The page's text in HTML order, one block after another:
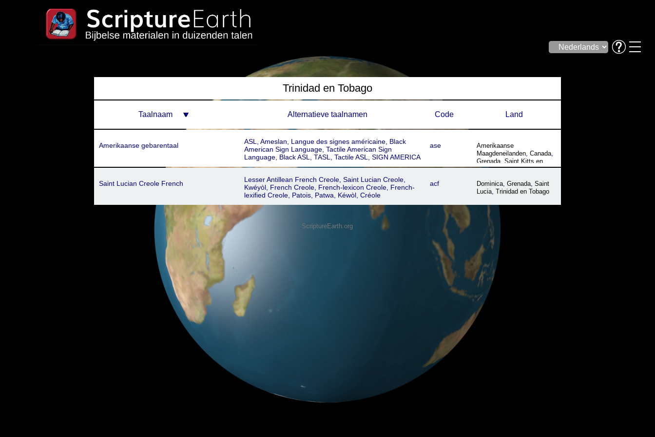
Trinidad en Tobago
Taalnaam Land
Code
Alternatieve taalnamen
Amerikaanse gebarentaal
Amerikaanse
Maagdeneilanden, Canada,
Grenada, Saint Kitts en
Nevis,Saint Vincent en de
Tobago,Verenigde Staten
ase
ASL, Ameslan, Langue des signes américaine, Black
American Sign Language, Tactile American Sign
Language, Black ASL, TASL, Tactile ASL, SIGN AMERICA
Saint Lucian Creole French Dominica, Grenada, Saint
Lucia, Trinidad en Tobago
acf
Lesser Antillean French Creole, Saint Lucian Creole,
Kwéyòl, French Creole, French-lexicon Creole, French-
lexified Creole, Patois, Patwa, Kéwòl, Créole
ScriptureEarth.org